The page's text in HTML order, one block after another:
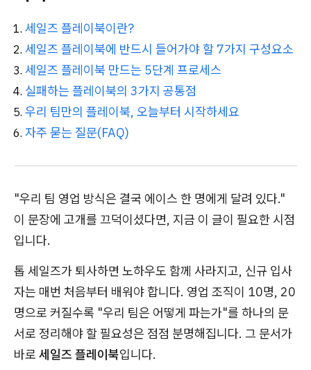
세일즈 플레이북이란?
세일즈 플레이북에 반드시 들어가야 할 7가지 구성요소
세일즈 플레이북 만드는 5단계 프로세스
실패하는 플레이북의 3가지 공통점
우리 팀만의 플레이북, 오늘부터 시작하세요
자주 묻는 질문(FAQ)
"우리 팀 영업 방식은 결국 에이스 한 명에게 달려 있다."
이 문장에 고개를 끄덕이셨다면, 지금 이 글이 필요한 시점
입니다.
톱 세일즈가 퇴사하면 노하우도 함께 사라지고, 신규 입사
자는 매번 처음부터 배워야 합니다. 영업 조직이 10명, 20
명으로 커질수록 "우리 팀은 어떻게 파는가"를 하나의 문
서로 정리해야 할 필요성은 점점 분명해집니다. 그 문서가
바로 세일즈 플레이북입니다.